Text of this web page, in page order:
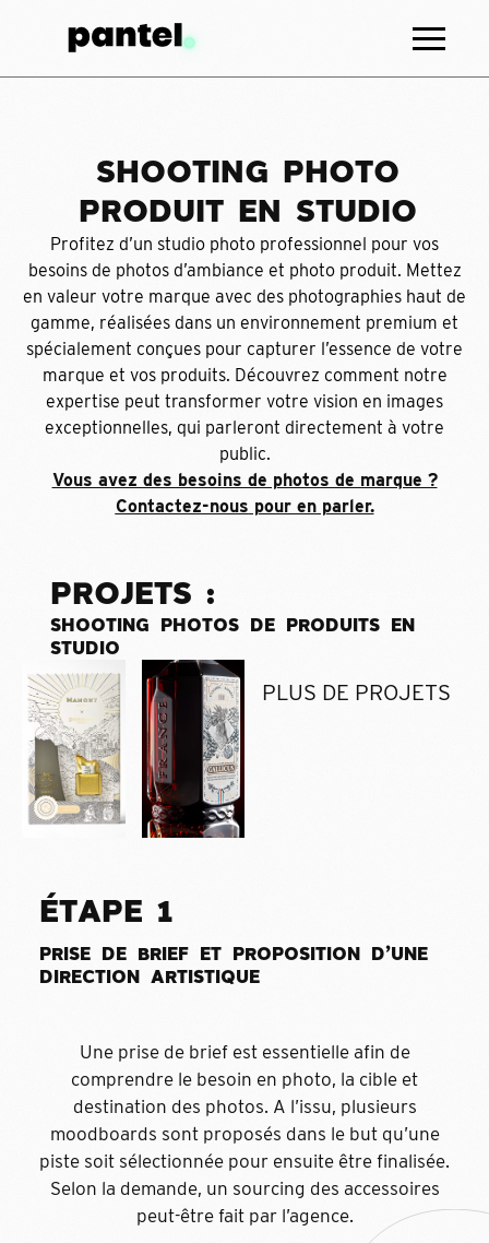
SHOOTING PHOTO
PRODUIT EN STUDIO
Profitez d’un studio photo professionnel pour vos
besoins de photos d’ambiance et photo produit. Mettez
en valeur votre marque avec des photographies haut de
gamme, réalisées dans un environnement premium et
spécialement conçues pour capturer l’essence de votre
marque et vos produits. Découvrez comment notre
expertise peut transformer votre vision en images
exceptionnelles, qui parleront directement à votre
public.
Vous avez des besoins de photos de marque ?
Contactez-nous pour en parler.
PROJETS :
SHOOTING PHOTOS DE PRODUITS EN
STUDIO
PLUS DE PROJETS
ÉTAPE 1
PRISE DE BRIEF ET PROPOSITION D’UNE
DIRECTION ARTISTIQUE
Une prise de brief est essentielle afin de
comprendre le besoin en photo, la cible et
destination des photos. A l’issu, plusieurs
moodboards sont proposés dans le but qu’une
piste soit sélectionnée pour ensuite être finalisée.
Selon la demande, un sourcing des accessoires
peut-être fait par l’agence.